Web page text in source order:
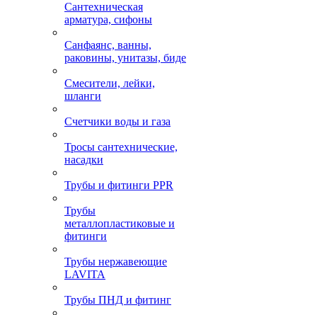
Сантехническая
арматура, сифоны
Санфаянс, ванны,
раковины, унитазы, биде
Смесители, лейки,
шланги
Счетчики воды и газа
Тросы сантехнические,
насадки
Трубы и фитинги PPR
Трубы
металлопластиковые и
фитинги
Трубы нержавеющие
LAVITA
Трубы ПНД и фитинг